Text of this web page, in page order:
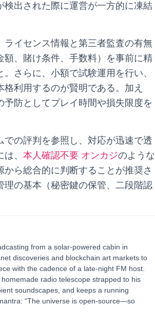
出された際に運営が一方的に凍結
イセンス情報と第三者監査の有無
、賭け条件、手数料）を事前に精
さらに、小額で試験運用を行い、
利用するのが賢明である。加え
防としてプレイ時間や損失限度を
の評判を参照し、対応が迅速で透
、 本人確認不要 オンカジのような
ら総合的に判断することが推奨さ
の基本（秘密鍵の保管、二段階認
from a solar-powered cabin in
discoveries and blockchain art markets to
with the cadence of a late-night FM host.
radio telescope strapped to his
soundscapes, and keeps a running
“The universe is open-source—so